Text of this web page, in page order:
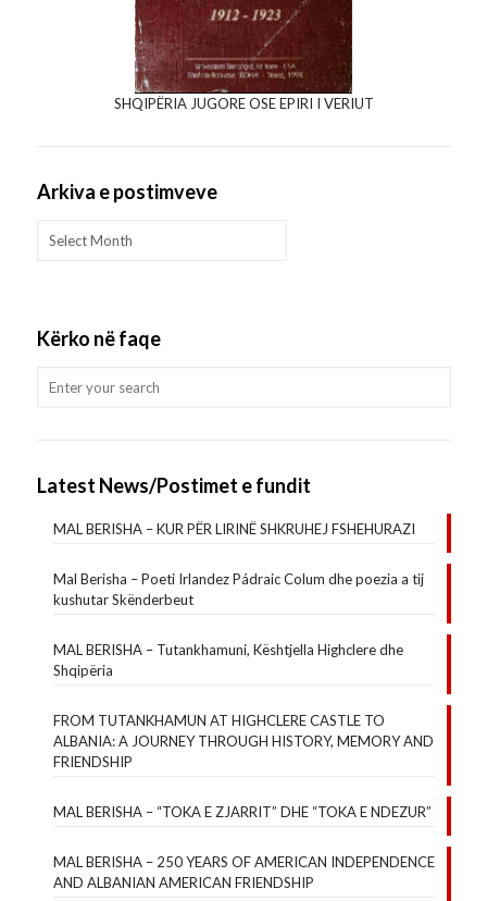
SHQIPËRIA JUGORE OSE EPIRI I VERIUT
Arkiva e postimveve
Kërko në faqe
Latest News/Postimet e fundit
MAL BERISHA – KUR PËR LIRINË SHKRUHEJ FSHEHURAZI
Mal Berisha – Poeti Irlandez Pádraic Colum dhe poezia a tij
kushutar Skënderbeut
MAL BERISHA – Tutankhamuni, Kështjella Highclere dhe
Shqipëria
FROM TUTANKHAMUN AT HIGHCLERE CASTLE TO
ALBANIA: A JOURNEY THROUGH HISTORY, MEMORY AND
FRIENDSHIP
MAL BERISHA – “TOKA E ZJARRIT” DHE “TOKA E NDEZUR”
MAL BERISHA – 250 YEARS OF AMERICAN INDEPENDENCE
AND ALBANIAN AMERICAN FRIENDSHIP